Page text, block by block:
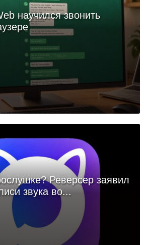
научился звонить
Реверсер заявил
звука во...